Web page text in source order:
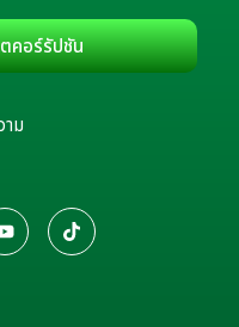
คอร์รัปชัน
าม